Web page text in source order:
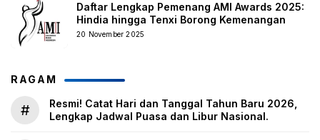
Daftar Lengkap Pemenang AMI Awards 2025:
Hindia hingga Tenxi Borong Kemenangan
20 November 2025
RAGAM
#
Resmi! Catat Hari dan Tanggal Tahun Baru 2026,
Lengkap Jadwal Puasa dan Libur Nasional.